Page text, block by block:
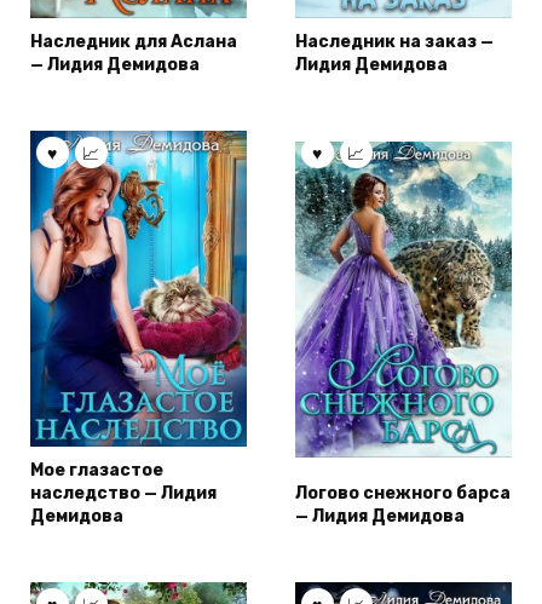
Наследник для Аслана
— Лидия Демидова
Наследник на заказ —
Лидия Демидова
Мое глазастое
наследство — Лидия
Демидова
Логово снежного барса
— Лидия Демидова